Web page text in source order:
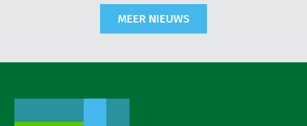
MEER NIEUWS